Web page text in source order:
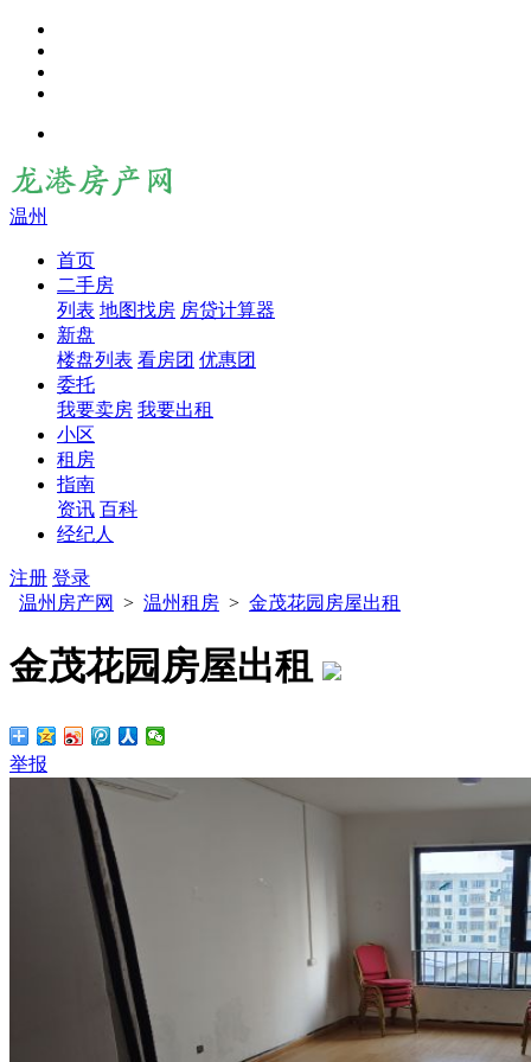
温州
首页
二手房
列表 地图找房 房贷计算器
新盘
楼盘列表 看房团 优惠团
委托
我要卖房 我要出租
小区
租房
指南
资讯 百科
经纪人
注册 登录
温州房产网
> 温州租房 > 金茂花园房屋出租
金茂花园房屋出租
举报